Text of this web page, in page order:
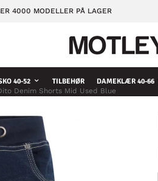
4000 MODELLER PÅ LAGER
40-52 TILBEHØR DAMEKLÆR 40-66
Denim Shorts Mid Used Blue